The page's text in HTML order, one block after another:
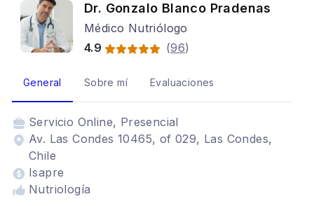
Dr. Gonzalo Blanco Pradenas
Médico Nutriólogo
4.9
(96)
General Sobre mí Evaluaciones
Servicio Online, Presencial
Av. Las Condes 10465, of 029, Las Condes,
Chile
Isapre
Nutriología